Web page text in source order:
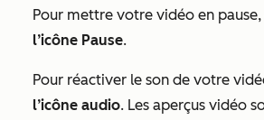
Pour mettre votre vidéo en pause,
l’icône Pause.
Pour réactiver le son de votre
l’icône audio. Les aperçus vidéo